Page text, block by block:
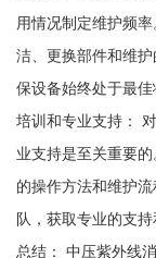
用情况制定维护频
洁、更换部件和维
保设备始终处于最佳
培训和专业支持：
业支持是至关重要
的操作方法和维护
队，获取专业的支持
总结： 中压紫外线